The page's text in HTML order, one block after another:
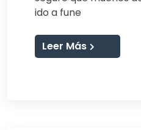
ido a fune
Leer Más